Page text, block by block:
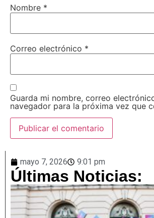
Nombre *
Correo electrónico *
Guarda mi nombre, correo
navegador para la próxima vez que
mayo 7, 2026 9:01 pm
Últimas Noticias: